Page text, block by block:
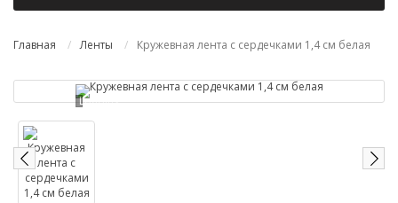
Главная Ленты Кружевная лента с сердечками 1,4 см белая
Loading...